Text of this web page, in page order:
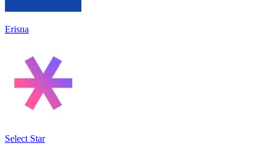
Erisna
Select Star